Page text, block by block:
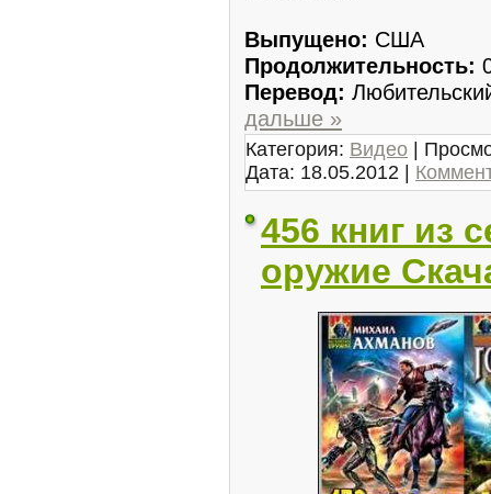
Выпущено: США
Продолжительность:
Перевод:
дальше »
Категория: Видео |
Дата: 18.05.2012 |
456 книг из
оружие